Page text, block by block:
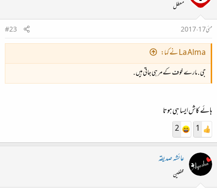
معطل
مئی 17، 2017
#23
La Alma نے کہا:
جی . مارے خوف کے مر ہی جاتی ہیں .
ہائے کاش ایسا ہی ہوتا
1
2
عائشہ صدیقہ
محفلین